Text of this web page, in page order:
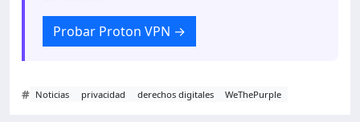
Probar Proton VPN →
# Noticias privacidad derechos digitales WeThePurple